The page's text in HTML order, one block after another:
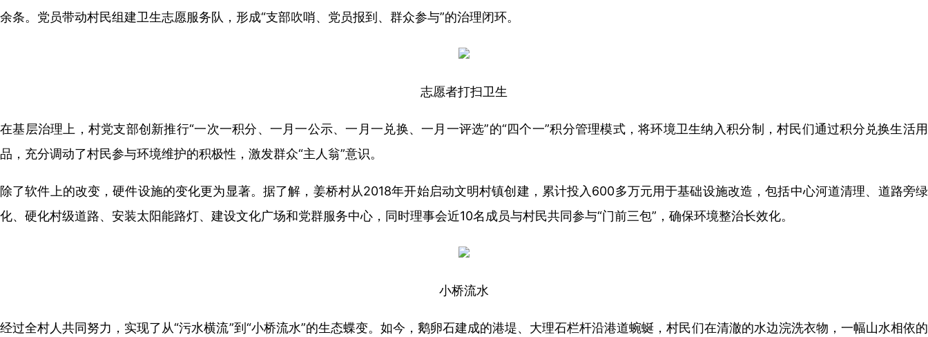
余条。党员带动村民组建卫生志愿服务队，形成“支部吹哨、党员报到、群众参与”的治理闭环。
志愿者打扫卫生
在基层治理上，村党支部创新推行“一次一积分、一月一公示、一月一兑换、一月一评选”的“四个一”积分管理模式，将环境卫生纳入积分制，村民们通过积分兑换生活用
品，充分调动了村民参与环境维护的积极性，激发群众“主人翁”意识。
除了软件上的改变，硬件设施的变化更为显著。据了解，姜桥村从2018年开始启动文明村镇创建，累计投入600多万元用于基础设施改造，包括中心河道清理、道路旁绿
化、硬化村级道路、安装太阳能路灯、建设文化广场和党群服务中心，同时理事会近10名成员与村民共同参与“门前三包”，确保环境整治长效化。
小桥流水
经过全村人共同努力，实现了从“污水横流”到“小桥流水”的生态蝶变。如今，鹅卵石建成的港堤、大理石栏杆沿港道蜿蜒，村民们在清澈的水边浣洗衣物，一幅山水相依的